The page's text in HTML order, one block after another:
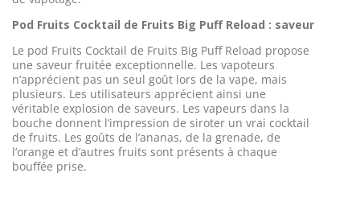
Pod Fruits Cocktail de Fruits Big Puff Reload : saveur
Le pod Fruits Cocktail de Fruits Big Puff Reload propose
une saveur fruitée exceptionnelle. Les vapoteurs
n’apprécient pas un seul goût lors de la vape, mais
plusieurs. Les utilisateurs apprécient ainsi une
véritable explosion de saveurs. Les vapeurs dans la
bouche donnent l’impression de siroter un vrai cocktail
de fruits. Les goûts de l’ananas, de la grenade, de
l’orange et d’autres fruits sont présents à chaque
bouffée prise.